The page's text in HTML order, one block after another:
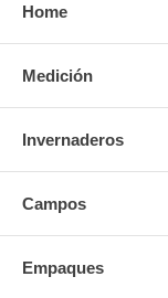
Home
Medición
Invernaderos
Campos
Empaques